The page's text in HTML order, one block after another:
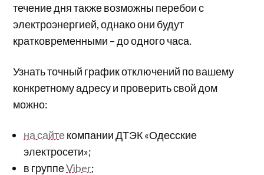
течение дня также возможны перебои с
электроэнергией, однако они будут
кратковременными – до одного часа.
Узнать точный график отключений по вашему
конкретному адресу и проверить свой дом
можно:
на сайтекомпании ДТЭК «Одесские
электросети»;
в группеViber;